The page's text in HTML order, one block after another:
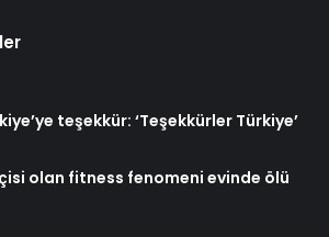
teşekkür: ‘Teşekkürler Türkiye’
olan fitness fenomeni evinde ölü